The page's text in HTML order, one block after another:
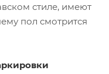
стиле, имеют
пол смотрится